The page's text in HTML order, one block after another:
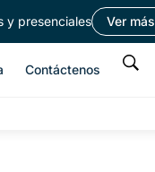
y presenciales Ver más
Contáctenos